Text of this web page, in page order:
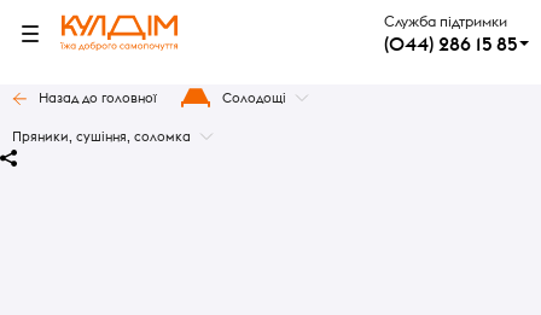
Служба підтримки
(044) 286 15 85
Назад до головної Солодощі
Пряники, сушіння, соломка